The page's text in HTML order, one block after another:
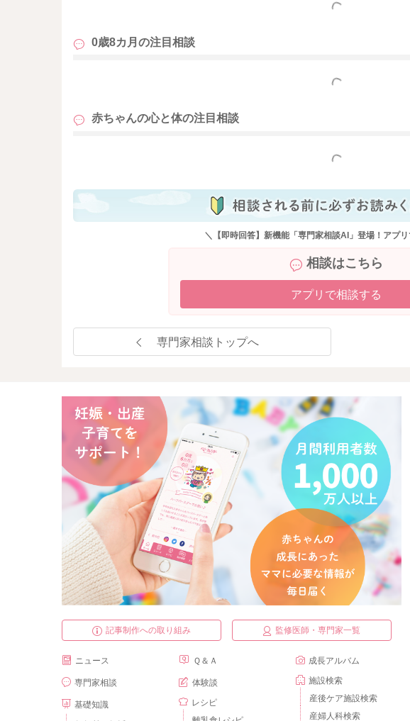
もっと見る
0歳8カ月の注目相談
もっと見る
赤ちゃんの心と体の注目相談
もっと見る
＼【即時回答】新機能「専門家相談AI」登場！アプ
相談はこちら
アプリで相談する
専門家相談トップへ
記事制作への取り組み 監修医師・専門家一覧
ニュース
専門家相談
基礎知識
Ｑ＆Ａ
体験談
レシピ
成長アルバム
施設検索
産後ケア施設検索
産婦人科検索